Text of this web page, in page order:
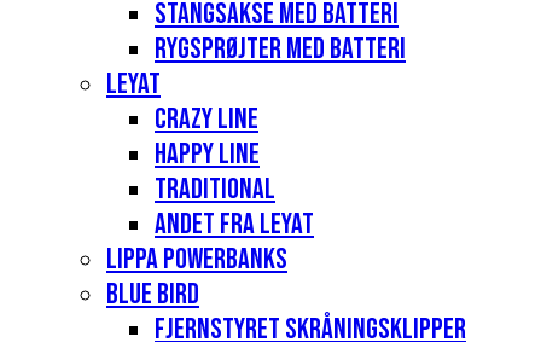
Stangsakse med batteri
Rygsprøjter med batteri
Leyat
Crazy Line
Happy Line
Traditional
Andet fra Leyat
Lippa Powerbanks
Blue Bird
Fjernstyret skråningsklipper